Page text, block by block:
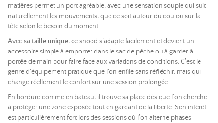
matières permet un port agréable, avec une sensation souple qui suit
naturellement les mouvements, que ce soit autour du cou ou sur la
tête selon le besoin du moment.
Avec sa taille unique, ce snood s’adapte facilement et devient un
accessoire simple à emporter dans le sac de pêche ou à garder à
portée de main pour faire face aux variations de conditions. C’est le
genre d’équipement pratique que l’on enfile sans réfléchir, mais qui
change réellement le confort sur une session prolongée.
En bordure comme en bateau, il trouve sa place dès que l’on cherche
à protéger une zone exposée tout en gardant de la liberté. Son intérêt
est particulièrement fort lors des sessions où l’on alterne phases